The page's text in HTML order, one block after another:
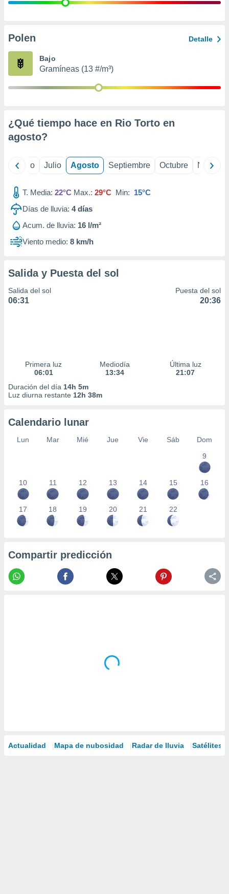
e
publicidad
Polen Detalle
Bajo
Gramíneas (13 #/m³)
¿Qué tiempo hace en Rio Torto en
agosto?
Junio Julio Agosto Septiembre Octubre
T. Media: 22°C Max.: 29°C Min: 15°C
Días de lluvia: 4días
Acum. de lluvia: 16 l/m²
Viento medio: 8 km/h
Salida y Puesta del sol
Salida del sol
06:31
Puesta del sol
20:36
Primera luz
06:01
Mediodía
13:34
Última luz
21:07
Duración del día 14h 5m
Luz diurna restante 12h 38m
Calendario lunar
Lun Mar Mié Jue Vie Sáb
Dom
9
10 11 12 13 14 15 16
17 18 19 20 21 22
Compartir predicción
Actualidad Mapa de nubosidad Radar de lluvia Satélites